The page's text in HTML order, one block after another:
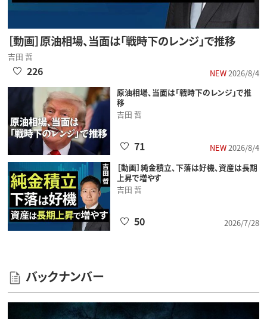
［動画］原油相場、当面は「戦時下のレンジ」で推移
吉田 哲
NEW2026/8/4
226
原油相場、当面は「戦時下のレンジ」で推
移
吉田 哲
NEW2026/8/4
71
［動画］純金積立、下落は好機、資産は長期
上昇で増やす
吉田 哲
2026/7/28
50
バックナンバー